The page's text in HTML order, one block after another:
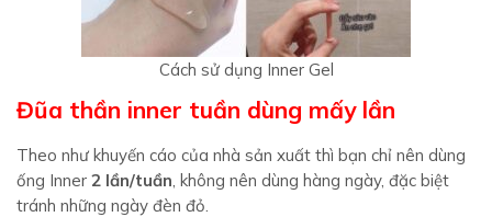
Cách sử dụng Inner Gel
Đũa thần inner tuần dùng mấy lần
Theo như khuyến cáo của nhà sản xuất thì bạn chỉ nên dùng
ống Inner 2 lần/tuần , không nên dùng hàng ngày, đặc biệt
tránh những ngày đèn đỏ.